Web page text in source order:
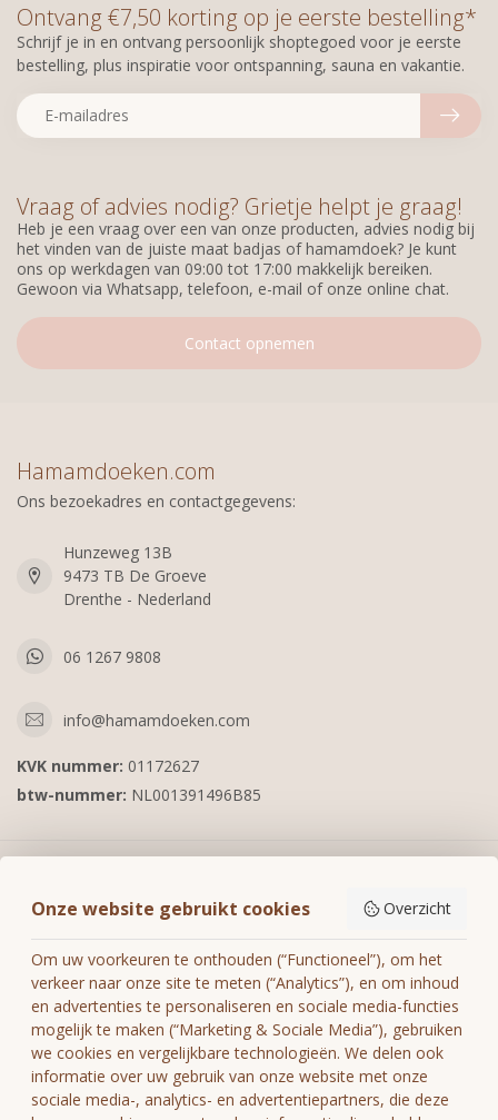
Vraag of advies nodig? Grietje helpt je graag!
Heb je een vraag over een van onze producten, advies nodig bij
het vinden van de juiste maat badjas of hamamdoek? Je kunt
ons op werkdagen van 09:00 tot 17:00 makkelijk bereiken.
Gewoon via Whatsapp, telefoon, e-mail of onze online chat.
Contact opnemen
Ontvang €7,50 korting op je eerste bestelling*
Schrijf je in en ontvang persoonlijk shoptegoed voor je eerste
bestelling, plus inspiratie voor ontspanning, sauna en vakantie.
Hamamdoeken.com
Ons bezoekadres en contactgegevens:
Hunzeweg 13B
9473 TB De Groeve
Drenthe - Nederland
06 1267 9808
info@hamamdoeken.com
KVK nummer: 01172627
btw-nummer: NL001391496B85
Mijn account
€
Onze website gebruikt cookies Overzicht
Om uw voorkeuren te onthouden (“Functioneel”), om het
verkeer naar onze site te meten (“Analytics”), en om inhoud
en advertenties te personaliseren en sociale media-functies
mogelijk te maken (“Marketing & Sociale Media”), gebruiken
we cookies en vergelijkbare technologieën. We delen ook
informatie over uw gebruik van onze website met onze
sociale media-, analytics- en advertentiepartners, die deze